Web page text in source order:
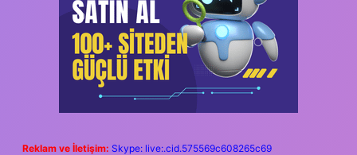
Reklam ve İletişim: Skype: live:.cid.575569c608265c69